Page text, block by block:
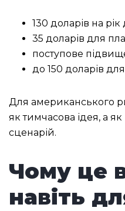
130 доларів на рік
35 доларів для
поступове
до 150 доларів
Для американського
як тимчасова ідея, а
сценарій.
Чому це
навіть